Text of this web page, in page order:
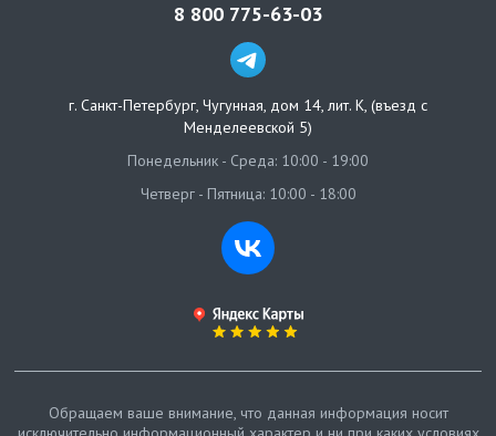
8 800 775-63-03
г. Санкт-Петербург, Чугунная, дом 14, лит. К, (въезд с
Менделеевской 5)
Понедельник - Среда: 10:00 - 19:00
Четверг - Пятница: 10:00 - 18:00
Обращаем ваше внимание, что данная информация носит